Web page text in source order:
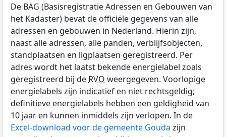
De BAG (Basisregistratie Adressen en Gebouwen van
het Kadaster) bevat de officiële gegevens van alle
adressen en gebouwen in Nederland. Hierin zijn,
naast alle adressen, alle panden, verblijfsobjecten,
standplaatsen en ligplaatsen geregistreerd. Per
adres wordt het laatst bekende energielabel zoals
geregistreerd bij de RVO weergegeven. Voorlopige
energielabels zijn indicatief en niet rechtsgeldig;
definitieve energielabels hebben een geldigheid van
10 jaar en kunnen inmiddels zijn verlopen. In de
Excel-download voor de gemeente Gouda zijn